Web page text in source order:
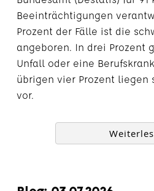
Beeinträchtigungen
Prozent der Fälle ist die
angeboren. In drei Prozent
Unfall oder eine
übrigen vier Prozent liegen
vor.